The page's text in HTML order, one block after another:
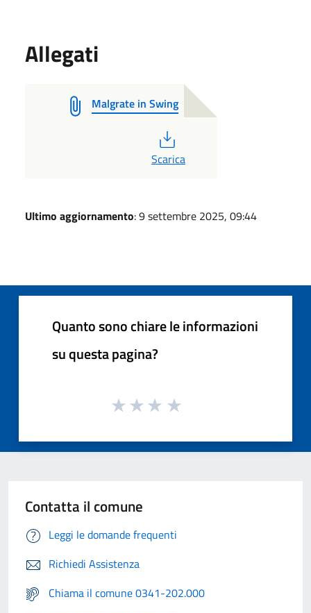
Allegati
Malgrate in Swing
Scarica
Ultimo aggiornamento: 9 settembre 2025, 09:44
Quanto sono chiare le informazioni
su questa pagina?
Contatta il comune
Leggi le domande frequenti
Richiedi Assistenza
Chiama il comune 0341-202.000